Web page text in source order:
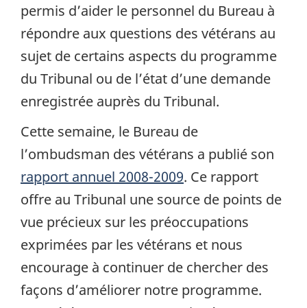
permis d’aider le personnel du Bureau à
répondre aux questions des vétérans au
sujet de certains aspects du programme
du Tribunal ou de l’état d’une demande
enregistrée auprès du Tribunal.
Cette semaine, le Bureau de
l’ombudsman des vétérans a publié son
rapport annuel 2008-2009. Ce rapport
offre au Tribunal une source de points de
vue précieux sur les préoccupations
exprimées par les vétérans et nous
encourage à continuer de chercher des
façons d’améliorer notre programme.